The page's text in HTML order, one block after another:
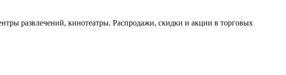
развлечений, кинотеатры. Распродажи, скидки и акции в торговых